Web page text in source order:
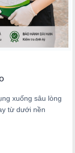
xuống sâu lòng
từ dưới nền